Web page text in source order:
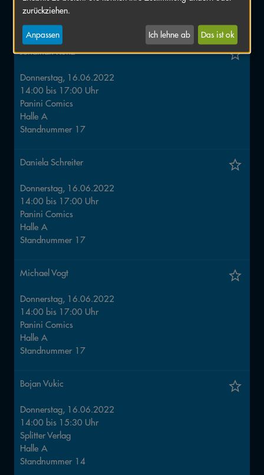
Halle A
Jonathan Kunz
Donnerstag, 16.06.2022
14:00 bis 17:00 Uhr
Panini Comics
Halle A
Standnummer 17
Daniela Schreiter
Donnerstag, 16.06.2022
14:00 bis 17:00 Uhr
Panini Comics
Halle A
Standnummer 17
Michael Vogt
Donnerstag, 16.06.2022
14:00 bis 17:00 Uhr
Panini Comics
Halle A
Standnummer 17
Bojan Vukic
Donnerstag, 16.06.2022
14:00 bis 15:30 Uhr
Splitter Verlag
Halle A
Standnummer 14
zurückziehen.
Anpassen Ich lehne ab Das ist ok